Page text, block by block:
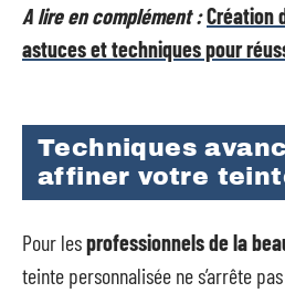
A lire en complément :Création
astuces et techniques pour
Techniques
affiner votre
Pour lesprofessionnels de la
teinte personnalisée ne s’arrête